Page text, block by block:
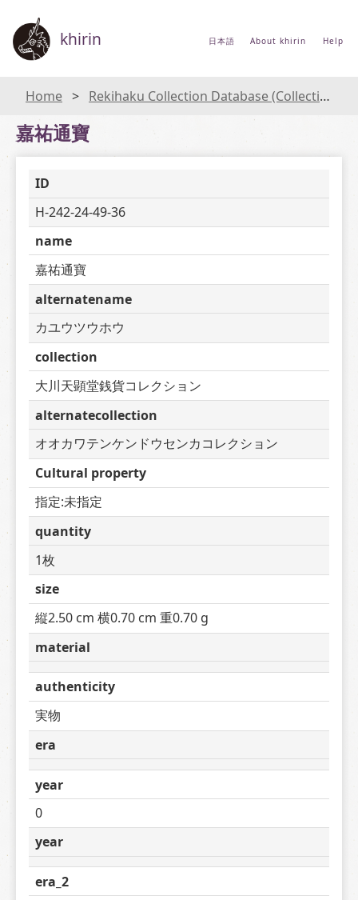
khirin 日本語 About khirin Help
Home Rekihaku Collection Database (Collections Database of the National Museum of Japanese History)
嘉祐通寶
ID
H-242-24-49-36
name
嘉祐通寶
alternatename
カユウツウホウ
collection
大川天顕堂銭貨コレクション
alternatecollection
オオカワテンケンドウセンカコレクション
Cultural property
指定:未指定
quantity
1枚
size
縦2.50 cm 横0.70 cm 重0.70 g
material
authenticity
実物
era
year
0
year
era_2